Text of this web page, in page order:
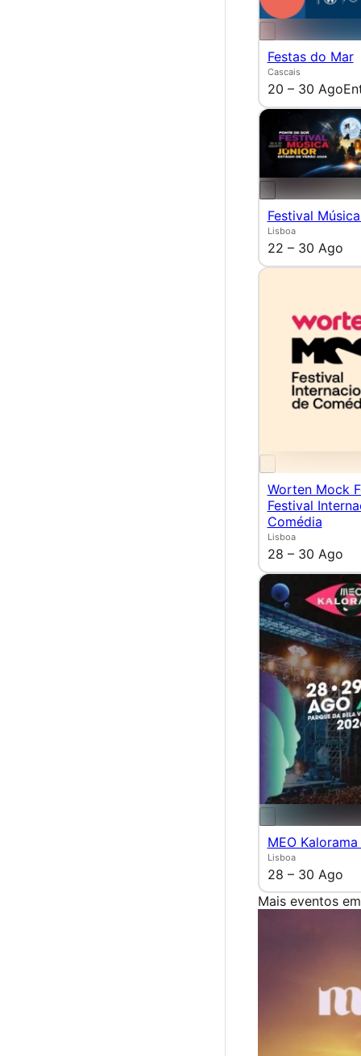
Festas do Mar
Cascais
20 – 30 Ago
Festival
Lisboa
22 – 30 Ago
Worten Mock
Festival
Comédia
Lisboa
28 – 30 Ago
MEO
Lisboa
28 – 30 Ago
Mais eventos